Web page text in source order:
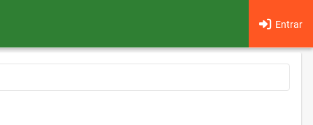
Entrar